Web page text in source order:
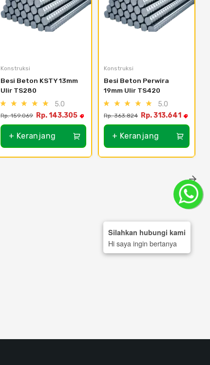
Konstruksi
Besi Beton KSTY 13mm
Ulir TS280
5.0
Rp. 159.069 Rp. 143.305
+ Keranjang
Konstruksi
Besi Beton Perwira
19mm Ulir TS420
5.0
Rp. 363.824 Rp. 313.641
+ Keranjang
Silahkan hubungi kami
Hi saya ingin bertanya